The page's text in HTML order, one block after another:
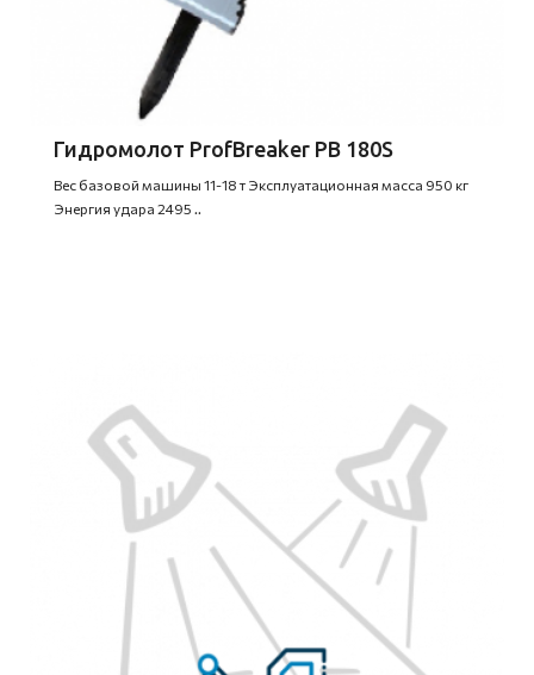
Гидромолот ProfBreaker PB 180S
Вес базовой машины 11-18 т Эксплуатационная масса 950 кг
Энергия удара 2495 ..